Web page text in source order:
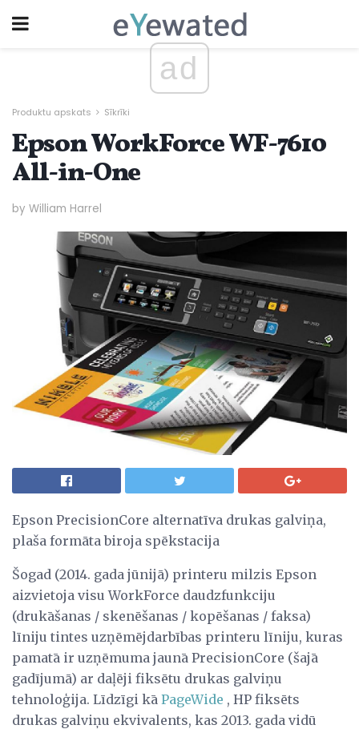
ad
Produktu apskats Sīkrīki
Epson WorkForce WF-7610
All-in-One
by William Harrel
Epson PrecisionCore alternatīva drukas galviņa,
plaša formāta biroja spēkstacija
Šogad (2014. gada jūnijā) printeru milzis Epson
aizvietoja visu WorkForce daudzfunkciju
(drukāšanas / skenēšanas / kopēšanas / faksa)
līniju tintes uzņēmējdarbības printeru līniju, kuras
pamatā ir uzņēmuma jaunā PrecisionCore (šajā
gadījumā) ar daļēji fiksētu drukas galviņu
tehnoloģija. Līdzīgi kā PageWide , HP fiksēts
drukas galviņu ekvivalents, kas 2013. gada vidū